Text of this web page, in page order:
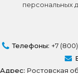
персональных
Телефоны: +7
Адрес: Ростовская